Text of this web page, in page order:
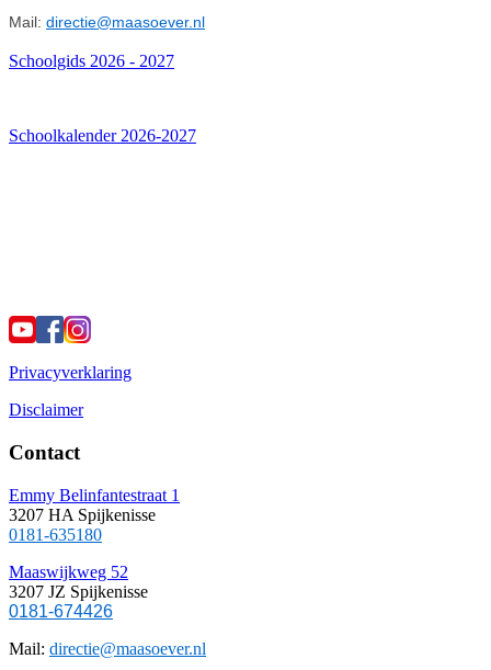
Mail: directie@maasoever.nl
Schoolgids 2026 - 2027
Schoolkalender 2026-2027
Privacyverklaring
Disclaimer
Contact
Emmy Belinfantestraat 1
3207 HA Spijkenisse
0181-635180
Maaswijkweg 52
3207 JZ Spijkenisse
0181-674426
Mail: directie@maasoever.nl